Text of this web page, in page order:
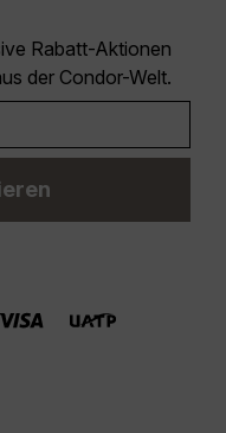
Rabatt-Aktionen
der Condor-Welt.